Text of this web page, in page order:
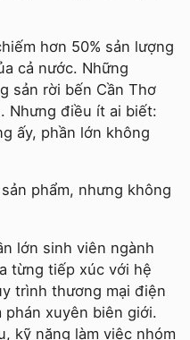
hơn 50% sản lượng
cả nước. Những
sản rời bến Cần Thơ
Nhưng điều ít ai biết:
ấy, phần lớn không
phẩm, nhưng không
lớn sinh viên ngành
từng tiếp xúc với hệ
trình thương mại điện
xuyên biên giới.
kỹ năng làm việc nhóm